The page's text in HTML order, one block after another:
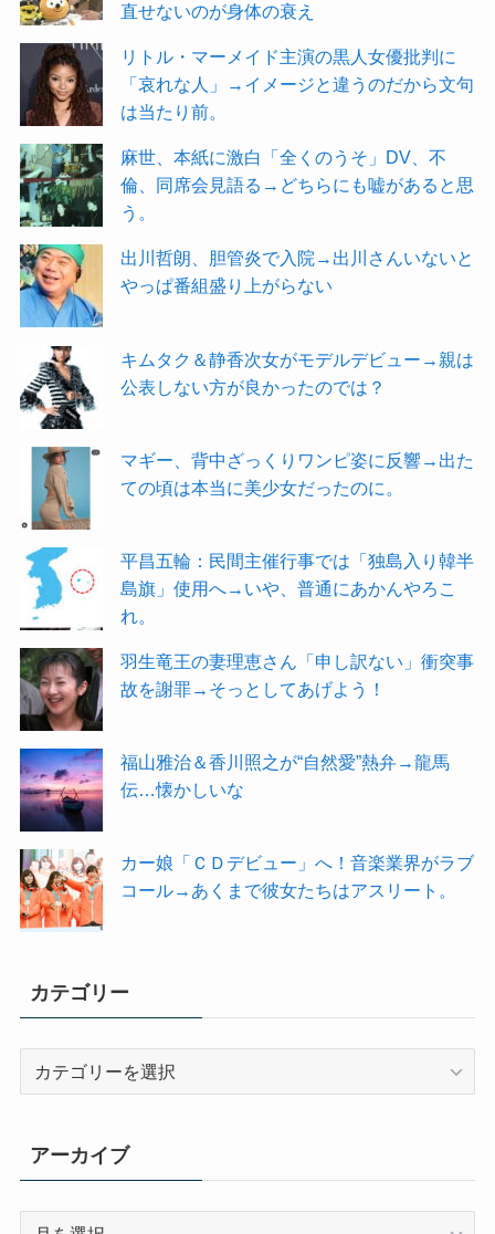
直せないのが身体の衰え
リトル・マーメイド主演の黒人女優批判に
「哀れな人」→イメージと違うのだから文句
は当たり前。
麻世、本紙に激白「全くのうそ」DV、不
倫、同席会見語る→どちらにも嘘があると思
う。
出川哲朗、胆管炎で入院→出川さんいないと
やっぱ番組盛り上がらない
キムタク＆静香次女がモデルデビュー→親は
公表しない方が良かったのでは？
マギー、背中ざっくりワンピ姿に反響→出た
ての頃は本当に美少女だったのに。
平昌五輪：民間主催行事では「独島入り韓半
島旗」使用へ→いや、普通にあかんやろこ
れ。
羽生竜王の妻理恵さん「申し訳ない」衝突事
故を謝罪→そっとしてあげよう！
福山雅治＆香川照之が“自然愛”熱弁→龍馬
伝…懐かしいな
カー娘「ＣＤデビュー」へ！音楽業界がラブ
コール→あくまで彼女たちはアスリート。
カテゴリー
リ
ー
アーカイブ